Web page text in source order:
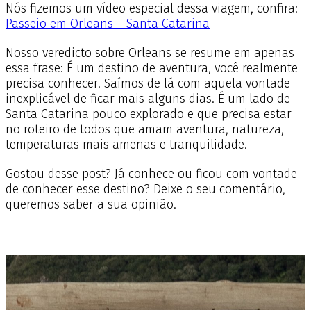
Nós fizemos um vídeo especial dessa viagem, confira:
Passeio em Orleans – Santa Catarina
Nosso veredicto sobre Orleans se resume em apenas
essa frase: É um destino de aventura, você realmente
precisa conhecer. Saímos de lá com aquela vontade
inexplicável de ficar mais alguns dias. É um lado de
Santa Catarina pouco explorado e que precisa estar
no roteiro de todos que amam aventura, natureza,
temperaturas mais amenas e tranquilidade.
Gostou desse post? Já conhece ou ficou com vontade
de conhecer esse destino? Deixe o seu comentário,
queremos saber a sua opinião.